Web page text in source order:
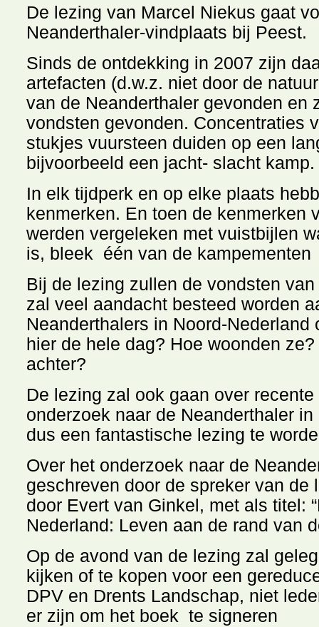
De lezing van Marcel Niekus gaat
Neanderthaler-vindplaats bij Peest.
Sinds de ontdekking in 2007 zijn
artefacten (d.w.z. niet door de
van de Neanderthaler gevonden en
vondsten gevonden. Concentraties
stukjes vuursteen duiden op een
bijvoorbeeld een jacht- slacht kamp.
In elk tijdperk en op elke plaats
kenmerken. En toen de kenmerken
werden vergeleken met vuistbijlen
is, bleek één van de
Bij de lezing zullen de vondsten
zal veel aandacht besteed worden
Neanderthalers in Noord-
hier de hele dag? Hoe woonden
achter?
De lezing zal ook gaan over
onderzoek naar de Neanderthaler
dus een fantastische lezing te
Over het onderzoek naar de
geschreven door de spreker van de
door Evert van Ginkel, met als titel:
Nederland: Leven aan de rand van
Op de avond van de lezing zal
kijken of te kopen voor een
DPV en Drents Landschap, niet
er zijn om het boek te signeren